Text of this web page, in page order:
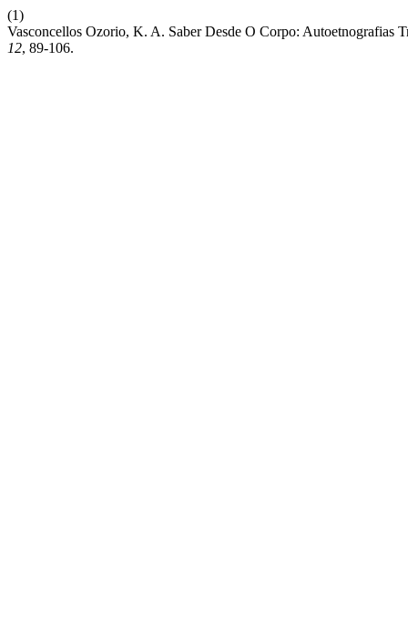
(1)
Vasconcellos Ozorio, K. A. Saber Desde O Corpo: Autoetnografias
12, 89-106.